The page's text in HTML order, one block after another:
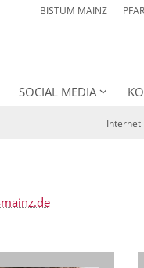
BISTUM MAINZ
SOCIAL MEDIA
Internet